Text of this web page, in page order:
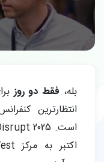
بله، فقط دو روز
انتظارترین